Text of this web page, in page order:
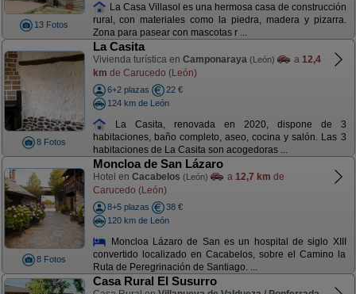
13 Fotos
La Casa Villasol es una hermosa casa de construcción
rural, con materiales como la piedra, madera y pizarra.
Zona para pasear con mascotas r ...
8 Fotos
La Casita
Vivienda turística en Camponaraya (León) a 12,4
km de Carucedo (León)
6+2 plazas
22 €
124 km de León
La Casita, renovada en 2020, dispone de 3
habitaciones, baño completo, aseo, cocina y salón. Las 3
habitaciones de La Casita son acogedoras ...
8 Fotos
Moncloa de San Lázaro
Hotel en Cacabelos (León) a 12,7 km de
Carucedo (León)
8+5 plazas
38 €
120 km de León
Moncloa Lázaro de San es un hospital de siglo XIII
convertido localizado en Cacabelos, sobre el Camino la
Ruta de Peregrinación de Santiago. ...
Casa Rural El Susurro